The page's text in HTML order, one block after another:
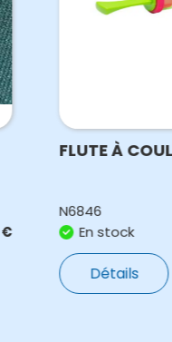
€
FLUTE À
N6846
En stock
Détails